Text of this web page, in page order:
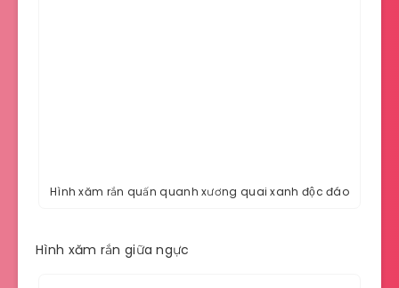
Hình xăm rắn quấn quanh xương quai xanh độc đáo
Hình xăm rắn giữa ngực